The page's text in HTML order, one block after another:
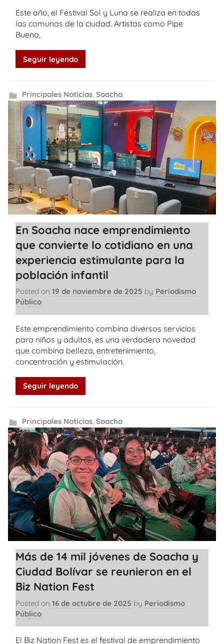
Este año, el Festival Sol y Luna se realiza en todas
las comunas de la ciudad. Artistas como Pipe
Bueno,
Seguir leyendo
Principales Noticias, Soacha
En Soacha nace emprendimiento
que convierte lo cotidiano en una
experiencia estimulante para la
población infantil
Posted on 19 de noviembre de 2025 by Periodismo
Público
Este emprendimiento combina diversos servicios
para niños y adultos, es una verdadera novedad
que combina belleza, entretenimiento,
concentración y estimulación.
Seguir leyendo
Principales Noticias, Soacha
Más de 14 mil jóvenes de Soacha y
Ciudad Bolívar se reunieron en el
Biz Nation Fest
Posted on 16 de octubre de 2025 by Periodismo
Público
El Biz Nation Fest es el festival de emprendimiento